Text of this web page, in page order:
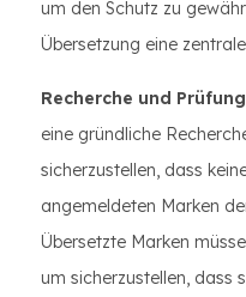
um den Schutz zu
Übersetzung eine
Recherche und
eine gründliche
sicherzustellen, dass
angemeldeten Marken
Übersetzte Marken
um sicherzustellen, dass